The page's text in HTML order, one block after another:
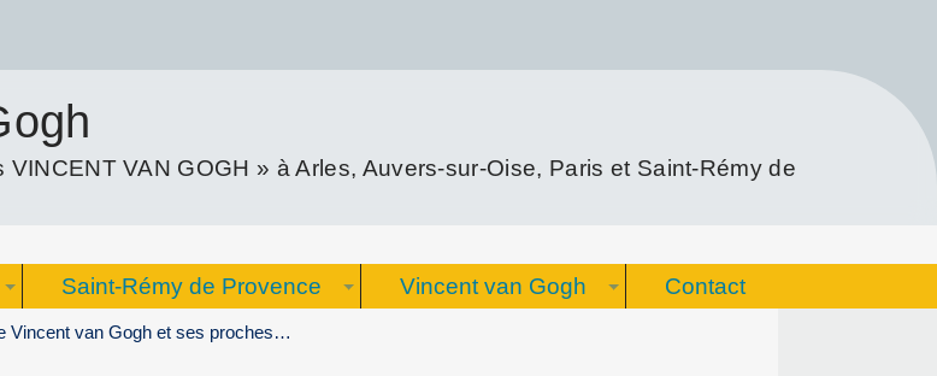
VAN GOGH » à Arles, Auvers-sur-Oise, Paris et Saint-Rémy de
Saint-Rémy de Provence Vincent van Gogh Contact
Vincent van Gogh et ses proches…